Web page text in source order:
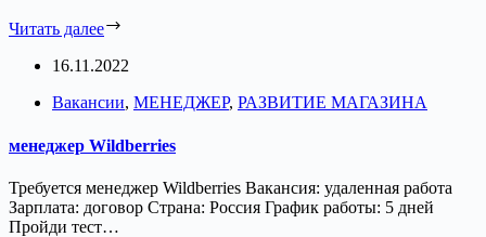
Читать далее
16.11.2022
Вакансии, МЕНЕДЖЕР, РАЗВИТИЕ МАГАЗИНА
менеджер Wildberries
Требуется менеджер Wildberries Вакансия: удаленная работа
Зарплата: договор Страна: Россия График работы: 5 дней
Пройди тест…